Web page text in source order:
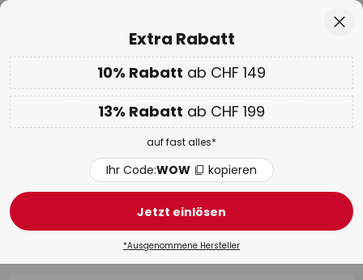
Nur
00D 10H 05M 08S
10% ab CHF 149 & 13% ab CHF 199 extraauf fast alles
Code:WOW kopieren
WOW Week:Bis zu -70%
Pendelleuchten und Hängelampen
Flur
Extra Rabatt
10% Rabatt ab CHF 149
13% Rabatt ab CHF 199
auf fast alles*
Ihr Code:WOW kopieren
Jetzt einlösen
*Ausgenommene Hersteller